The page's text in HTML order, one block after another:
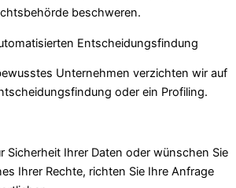
beschweren.
Entscheidungsfindung
Unternehmen verzichten wir auf
oder ein Profiling.
Sicherheit Ihrer Daten oder wünschen Sie
Ihrer Rechte, richten Sie Ihre Anfrage